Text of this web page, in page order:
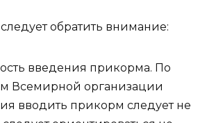
обратить внимание:
введения прикорма. По
Всемирной организации
вводить прикорм следует не